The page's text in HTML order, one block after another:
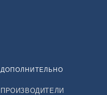
ДОПОЛНИТЕЛЬНО
ПРОИЗВОДИТЕЛИ